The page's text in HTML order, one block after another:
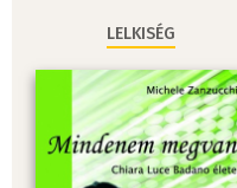
LELKISÉG